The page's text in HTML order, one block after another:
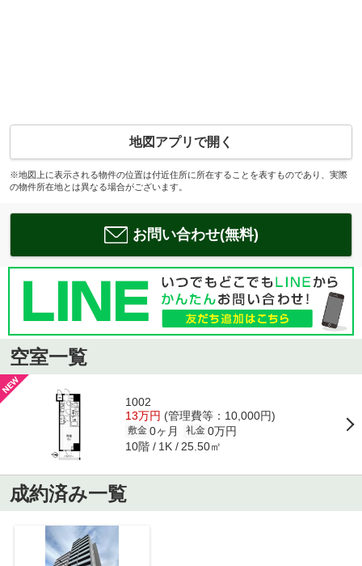
地図アプリで開く
※地図上に表示される物件の位置は付近住所に所在することを表すものであり、実際
の物件所在地とは異なる場合がございます。
お問い合わせ(無料)
空室一覧
1002
13万円 (管理費等：10,000円)
敷金 0ヶ月 礼金 0万円
10階 1K 25.50㎡
成約済み一覧